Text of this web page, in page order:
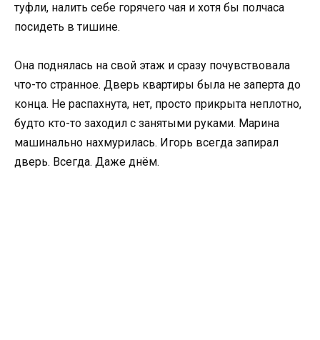
туфли, налить себе горячего чая и хотя бы полчаса
посидеть в тишине.
Она поднялась на свой этаж и сразу почувствовала
что-то странное. Дверь квартиры была не заперта до
конца. Не распахнута, нет, просто прикрыта неплотно,
будто кто-то заходил с занятыми руками. Марина
машинально нахмурилась. Игорь всегда запирал
дверь. Всегда. Даже днём.